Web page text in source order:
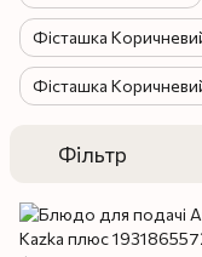
Фісташка
Фісташка
Фільтр